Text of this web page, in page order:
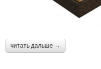
читать дальше →